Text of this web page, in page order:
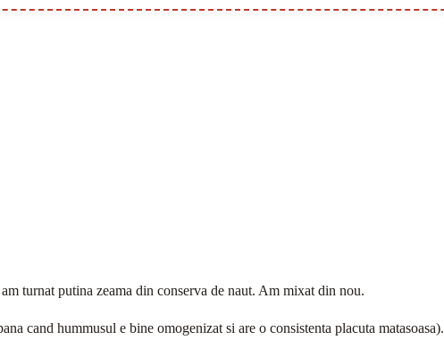
turnat putina zeama din conserva de naut. Am mixat din nou.
cand hummusul e bine omogenizat si are o consistenta placuta matasoasa).